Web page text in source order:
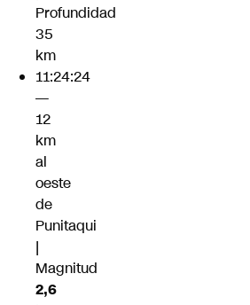
Profundidad
35
km
11:24:24
—
12
km
al
oeste
de
Punitaqui
|
Magnitud
2,6